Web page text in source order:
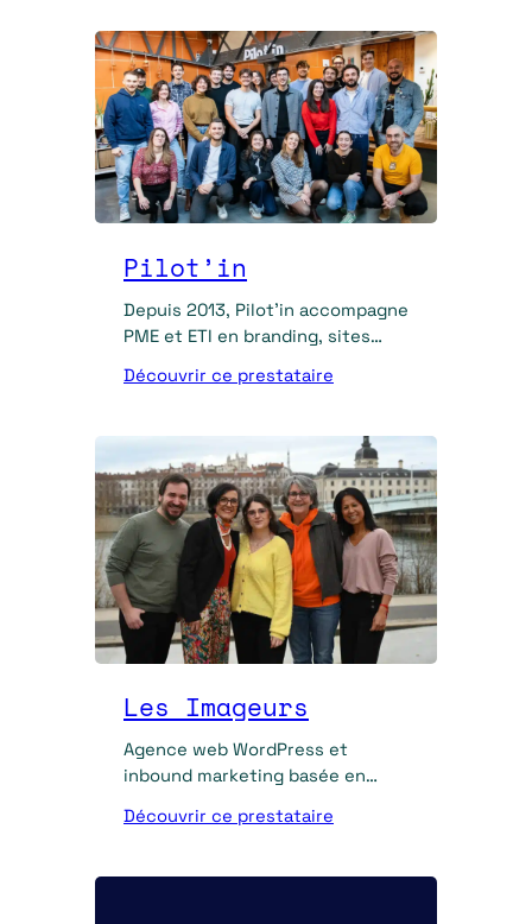
Pilot’in
Depuis 2013, Pilot’in accompagne
PME et ETI en branding, sites
et formations.
Découvrir ce prestataire
Les Imageurs
Agence web WordPress et
inbound marketing basée en
TPE/PME à faire de leur site leur
Découvrir ce prestataire